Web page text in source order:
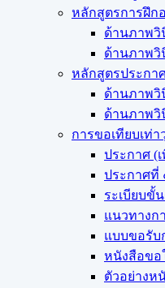
หลักสูตรการฝึก
ด้านภาพวิ
ด้านภาพวิ
หลักสูตรประกา
ด้านภาพวิ
ด้านภาพวิ
การขอเทียบเท่
ประกาศ (
ประกาศที่
ระเบียบขั้
แนวทางก
แบบขอรับ
หนังสือขอ
ตัวอย่างห